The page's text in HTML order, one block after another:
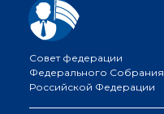
Совет федерации
Федерального Собрания
Российской Федерации